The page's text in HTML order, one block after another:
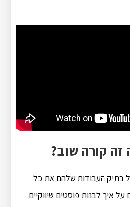
זה קורה שוב?
בתיק העבודות שלהם את כל
איך לבנות פוסטים שיווקיים